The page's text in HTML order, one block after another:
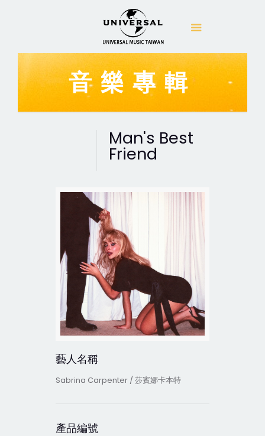
音樂專輯
Man's Best
Friend
藝人名稱
Sabrina Carpenter / 莎賓娜卡本特
產品編號